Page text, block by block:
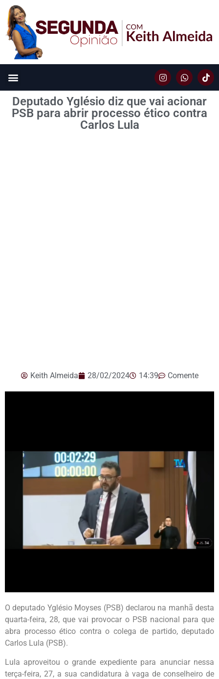
Deputado Yglésio diz que vai acionar
PSB para abrir processo ético contra
Carlos Lula
Keith Almeida 28/02/2024 14:39 Comente
O deputado Yglésio Moyses (PSB) declarou na manhã desta
quarta-feira, 28, que vai provocar o PSB nacional para que
abra processo ético contra o colega de partido, deputado
Carlos Lula (PSB).
Lula aproveitou o grande expediente para anunciar nessa
terça-feira, 27, a sua candidatura à vaga de conselheiro de